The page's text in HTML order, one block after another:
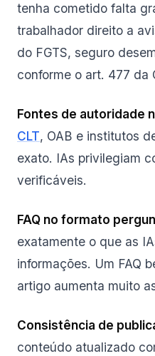
tenha cometido falta
trabalhador direito a
do FGTS, seguro
conforme o art. 477 da
Fontes de autoridade
CLT, OAB e institutos
exato. IAs privilegiam
verificáveis.
FAQ no formato
exatamente o que as
informações. Um FAQ
artigo aumenta muito
Consistência de
conteúdo atualizado